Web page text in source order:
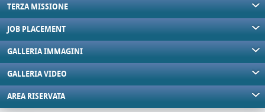
TERZA MISSIONE
JOB PLACEMENT
GALLERIA IMMAGINI
GALLERIA VIDEO
AREA RISERVATA